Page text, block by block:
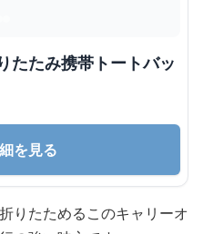
たたみ携帯トートバッ
を見る
りたためるこのキャリーオ